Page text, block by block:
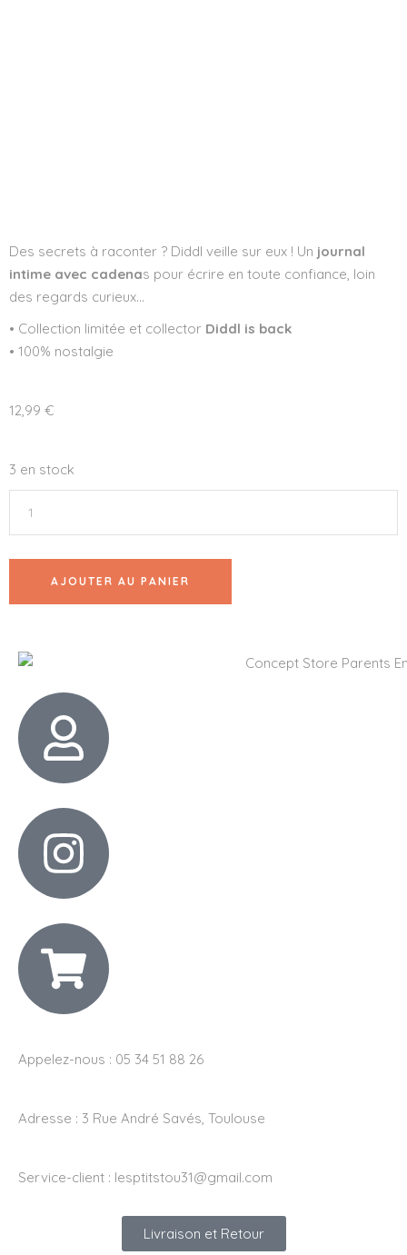
Des secrets à raconter ? Diddl veille sur eux ! Un journal
intime avec cadenas pour écrire en toute confiance, loin
des regards curieux…
• Collection limitée et collector Diddl is back
• 100% nostalgie
12,99 €
3 en stock
AJOUTER AU PANIER
Appelez-nous : 05 34 51 88 26
Adresse : 3 Rue André Savés, Toulouse
Service-client : lesptitstou31@gmail.com
Livraison et Retour